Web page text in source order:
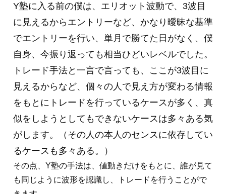
Y塾に入る前の僕は、エリオット波動で、3波目
に見えるからエントリーなど、かなり曖昧な基準
でエントリーを行い、単月で勝てた日がなく、僕
自身、今振り返っても相当ひどいレベルでした。
トレード手法と一言で言っても、ここが3波目に
見えるからなど、個々の人で見え方が変わる情報
をもとにトレードを行っているケースが多く、真
似をしようとしてもできないケースは多々ある気
がします。（その人の本人のセンスに依存してい
るケースも多々ある。）
その点、Y塾の手法は、値動きだけをもとに、誰が見て
も同じように波形を認識し、トレードを行うことがで